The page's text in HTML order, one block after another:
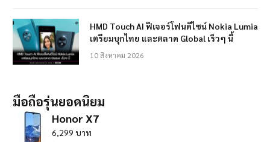
HMD Touch AI ฟีเจอร์โฟนดีไซน์ Nokia Lumia
เตรียมบุกไทย และตลาด Global เร็วๆ นี้
10 สิงหาคม 2026
มือถือรุ่นยอดนิยม
Honor X7
6,299 บาท